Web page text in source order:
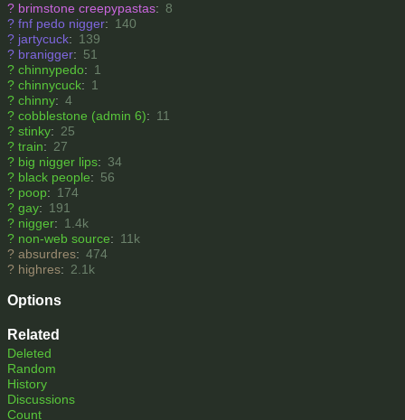
? brimstone creepypastas: 8
? fnf pedo nigger: 140
? jartycuck: 139
? branigger: 51
? chinnypedo: 1
? chinnycuck: 1
? chinny: 4
? cobblestone (admin 6): 11
? stinky: 25
? train: 27
? big nigger lips: 34
? black people: 56
? poop: 174
? gay: 191
? nigger: 1.4k
? non-web source: 11k
? absurdres: 474
? highres: 2.1k
Options
Related
Deleted
Random
History
Discussions
Count